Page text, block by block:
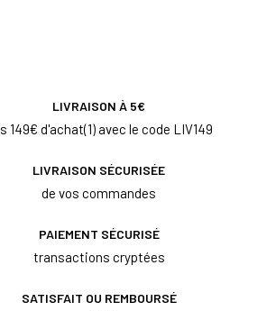
LIVRAISON À 5€
149€ d'achat(1) avec le code LIV149
LIVRAISON SÉCURISÉE
de vos commandes
PAIEMENT SÉCURISÉ
transactions cryptées
SATISFAIT OU REMBOURSÉ